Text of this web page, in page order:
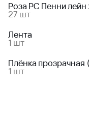
Роза РС Пенни лейн
27 шт
Лента
1 шт
Плёнка прозрачная
1 шт